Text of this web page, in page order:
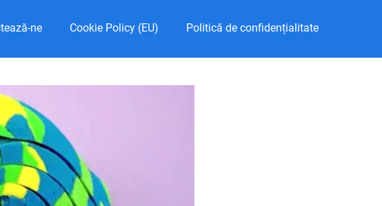
ne Cookie Policy (EU) Politică de confidențialitate